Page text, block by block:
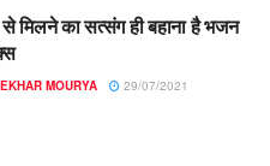
मिलने का सत्संग ही बहाना है भजन
MOURYA 29/07/2021